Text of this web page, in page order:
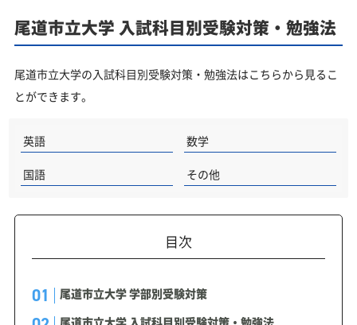
尾道市立大学 入試科目別受験対策・勉強法
尾道市立大学の入試科目別受験対策・勉強法はこちらから見るこ
とができます。
英語 数学
国語 その他
目次
尾道市立大学 学部別受験対策